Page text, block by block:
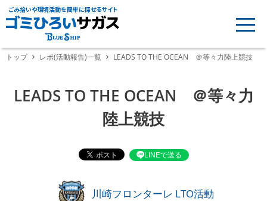
ごみ拾いや環境活動を簡単に探せるサイト
トップ レポ(活動報告)一覧 LEADS TO THE OCEAN ＠等々力陸上競技
LEADS TO THE OCEAN ＠等々力
陸上競技
LINEで送る
川崎フロンターレ LTO活動